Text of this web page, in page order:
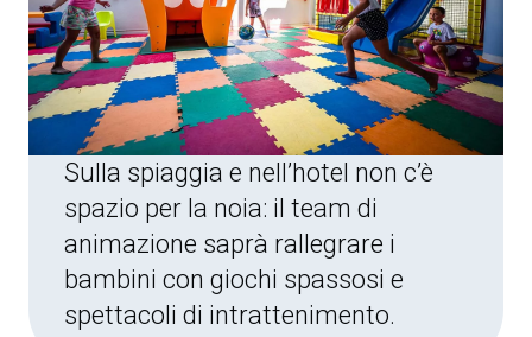
Sulla spiaggia e nell’hotel non c’è
spazio per la noia: il team di
animazione saprà rallegrare i
bambini con giochi spassosi e
spettacoli di intrattenimento.